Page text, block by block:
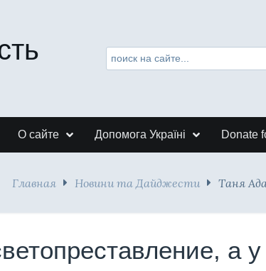
О сайте Допомога Україні Donate
Главная Новини та Дайджести Таня
а у